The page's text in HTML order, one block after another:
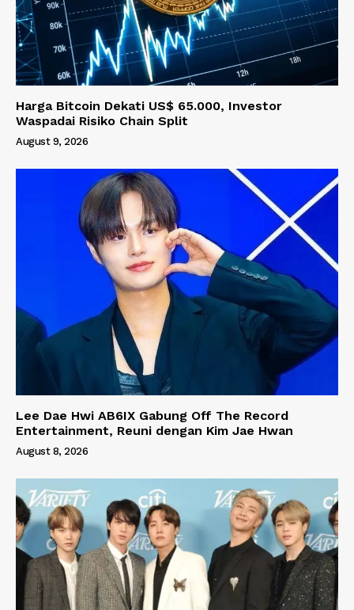
Harga Bitcoin Dekati US$ 65.000, Investor
Waspadai Risiko Chain Split
August 9, 2026
Lee Dae Hwi AB6IX Gabung Off The Record
Entertainment, Reuni dengan Kim Jae Hwan
August 8, 2026